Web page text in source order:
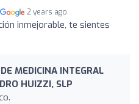
2 years ago
inmejorable, te sientes
MEDICINA INTEGRAL
HUIZZI, SLP